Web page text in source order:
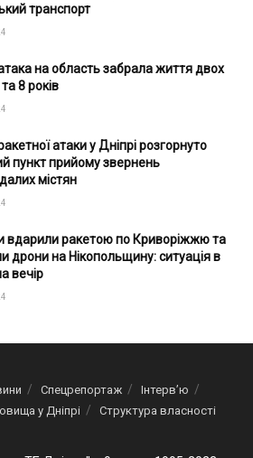
транспорт
на область забрала життя двох
8 років
атаки у Дніпрі розгорнуто
пункт прийому звернень
містян
вдарили ракетою по Криворіжжю та
дрони на Нікопольщину: ситуація в
вечір
Спецрепортаж
Інтерв’ю
у Дніпрі Структура власності